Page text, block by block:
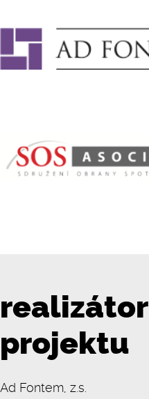
realizátor
projektu
Ad Fontem, z.s.